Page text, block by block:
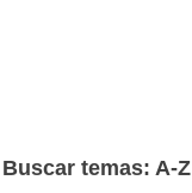
Buscar temas: A-Z